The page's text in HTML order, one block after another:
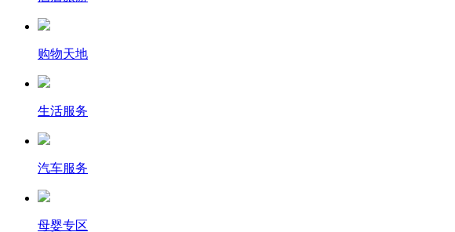
购物天地
生活服务
汽车服务
母婴专区